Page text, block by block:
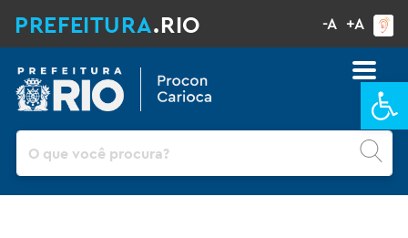
PREFEITURA.RIO -A +A